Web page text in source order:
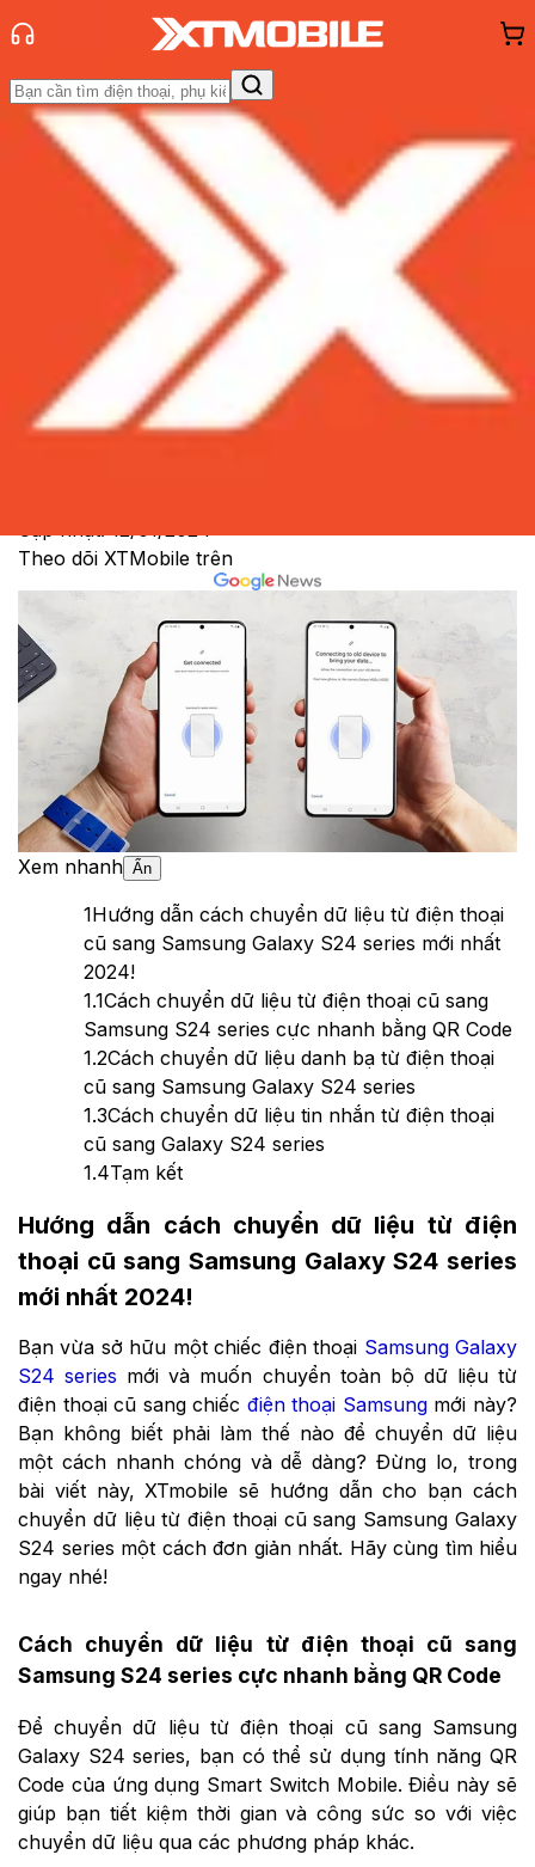
Trang chủ
Tin tức
Thủ thuật
Đánh Giá - Trên TaySo Sánh Tư vấnKhuyến
Hỏi đáp App - Game Thông báo
hàng - Sự kiện
Cách chuyển dữ liệu từ điện thoại
cũ sang Samsung Galaxy S24
Cập nhật:12/01/2024
Theo dõi XTMobile trên
Xem nhanh Ẩn
1Hướng dẫn cách chuyển dữ liệu từ điện thoại
cũ sang Samsung Galaxy S24 series mới nhất
2024!
1.1Cách chuyển dữ liệu từ điện thoại cũ sang
Samsung S24 series cực nhanh bằng QR Code
1.2Cách chuyển dữ liệu danh bạ từ điện thoại
cũ sang Samsung Galaxy S24 series
1.3Cách chuyển dữ liệu tin nhắn từ điện thoại
cũ sang Galaxy S24 series
1.4Tạm kết
Hướng dẫn cách chuyển dữ liệu từ điện
thoại cũ sang Samsung Galaxy S24 series
mới nhất 2024!
Bạn vừa sở hữu một chiếc điện thoại Samsung Galaxy
S24 series mới và muốn chuyển toàn bộ dữ liệu từ
điện thoại cũ sang chiếc điện thoại Samsungmới này?
Bạn không biết phải làm thế nào để chuyển dữ liệu
một cách nhanh chóng và dễ dàng? Đừng lo, trong
bài viết này, XTmobile sẽ hướng dẫn cho bạn cách
chuyển dữ liệu từ điện thoại cũ sang Samsung Galaxy
S24 series một cách đơn giản nhất. Hãy cùng tìm hiểu
ngay nhé!
Cách chuyển dữ liệu từ điện thoại cũ sang
Samsung S24 series cực nhanh bằng QR Code
Để chuyển dữ liệu từ điện thoại cũ sang Samsung
Galaxy S24 series, bạn có thể sử dụng tính năng QR
Code của ứng dụng Smart Switch Mobile. Điều này sẽ
giúp bạn tiết kiệm thời gian và công sức so với việc
chuyển dữ liệu qua các phương pháp khác.